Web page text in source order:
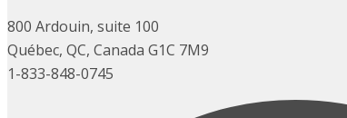
800 Ardouin, suite 100
Québec, QC, Canada G1C 7M9
1-833-848-0745